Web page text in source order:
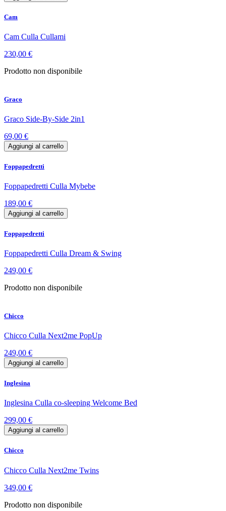
Cam
Cam Culla Cullami
230,00 €
Prodotto non disponibile
Graco
Graco Side-By-Side 2in1
69,00 €
Aggiungi al carrello
Foppapedretti
Foppapedretti Culla Mybebe
189,00 €
Aggiungi al carrello
Foppapedretti
Foppapedretti Culla Dream & Swing
249,00 €
Prodotto non disponibile
Chicco
Chicco Culla Next2me PopUp
249,00 €
Aggiungi al carrello
Inglesina
Inglesina Culla co-sleeping Welcome Bed
299,00 €
Aggiungi al carrello
Chicco
Chicco Culla Next2me Twins
349,00 €
Prodotto non disponibile